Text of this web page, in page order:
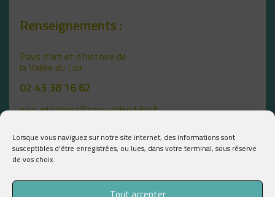
Lorsque vous naviguez sur notre site internet, des informations sont
susceptibles d'être enregistrées, ou lues, dans votre terminal, sous réserve
de vos choix.
Tout accepter
Renseignements :
Pays d’art et d’histoire de
la Vallée du Loir
02 43 38 16 62
pays.art.histoire@pays-valleeduloir.fr